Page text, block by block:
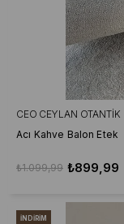
CEO CEYLAN OTANTIK
Acı Kahve Balon Etek
₺899,99
₺1.099,99
İNDIRIM